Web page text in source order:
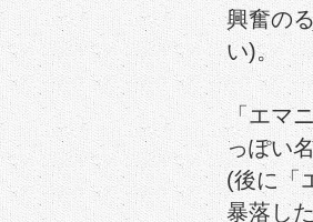
興奮の
い)。
「エマ
っぽい
(後に「
暴落し